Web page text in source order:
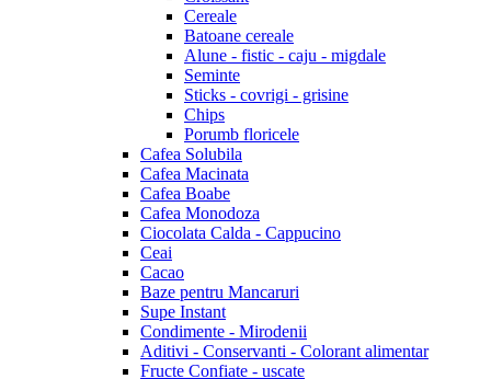
Cereale
Batoane cereale
Alune - fistic - caju - migdale
Seminte
Sticks - covrigi - grisine
Chips
Porumb floricele
Cafea Solubila
Cafea Macinata
Cafea Boabe
Cafea Monodoza
Ciocolata Calda - Cappucino
Ceai
Cacao
Baze pentru Mancaruri
Supe Instant
Condimente - Mirodenii
Aditivi - Conservanti - Colorant alimentar
Fructe Confiate - uscate